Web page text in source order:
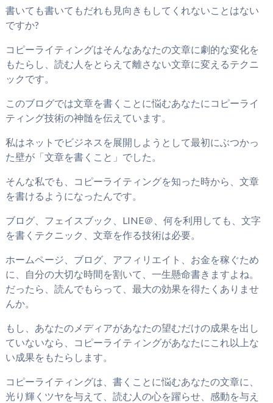
書いても書いてもだれも見向きもしてくれないことはない
ですか?
コピーライティングはそんなあなたの文章に劇的な変化を
もたらし、読む人をとらえて離さない文章に変えるテクニ
ックです。
このブログでは文章を書くことに悩むあなたにコピーライ
ティング技術の神髄を伝えています。
私はネットでビジネスを展開しようとして最初にぶつかっ
た壁が「文章を書くこと」でした。
そんな私でも、コピーライティングを知った時から、文章
を書けるようになったんです。
ブログ、フェイスブック、LINE＠、何を利用しても、文字
を書くテクニック、文章を作る技術は必要。
ホームページ、ブログ、アフィリエイト、お金を稼ぐため
に、自分の大切な時間を割いて、一生懸命書きますよね。
だったら、読んでもらって、最大の効果を得たくありませ
んか。
もし、あなたのメディアがあなたの望むだけの成果を出し
ていないなら、コピーライティングがあなたにこれ以上な
い成果をもたらします。
コピーライティングは、書くことに悩むあなたの文章に、
光り輝くツヤを与えて、読む人の心を躍らせ、感動を与え